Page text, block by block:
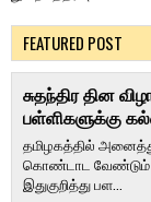
FEATURED POST
சுதந்திர தின
பள்ளிகளுக்கு
தமிழகத்தில்
கொண்டாட வேண்டும்
இதுகுறித்து பள...